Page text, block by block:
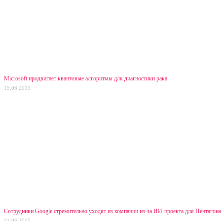
Microsoft продвигает квантовые алгоритмы для диагностики рака
15.06.2019
Сотрудники Google стремительно уходят из компании из-за ИИ-проекта для